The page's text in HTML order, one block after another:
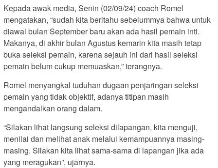
Kepada awak media, Senin (02/09/24) coach Romel
mengatakan, “sudah kita beritahu sebelummya bahwa untuk
diawal bulan September baru akan ada hasil pemain inti.
Makanya, di akhir bulan Agustus kemarin kita masih tetap
buka seleksi pemain, karena sejauh ini dari hasil seleksi
pemain belum cukup memuaskan,” terangnya.
Romel menyangkal tuduhan dugaan penjaringan seleksi
pemain yang tidak objektif, adanya titipan masih
mengandalkan orang dalam.
“Silakan lihat langsung seleksi dilapangan, kita menguji,
menilai dan melihat anak melalui kemampuannya masing-
masing. Silakan kita lihat sama-sama di lapangan jika ada
yang meragukan”, ujarnya.